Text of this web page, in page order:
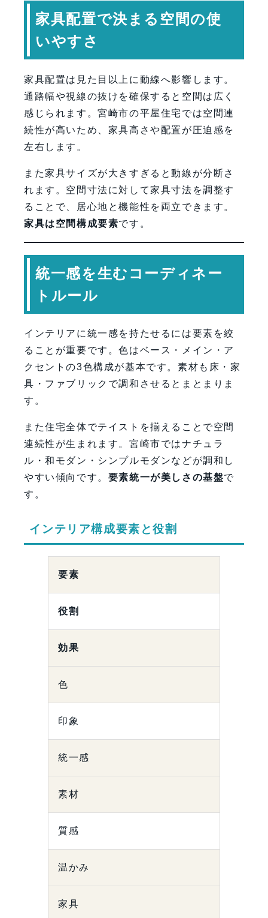
家具配置で決まる空間の使
いやすさ
家具配置は見た目以上に動線へ影響します。
通路幅や視線の抜けを確保すると空間は広く
感じられます。宮崎市の平屋住宅では空間連
続性が高いため、家具高さや配置が圧迫感を
左右します。
また家具サイズが大きすぎると動線が分断さ
れます。空間寸法に対して家具寸法を調整す
ることで、居心地と機能性を両立できます。
家具は空間構成要素です。
統一感を生むコーディネー
トルール
インテリアに統一感を持たせるには要素を絞
ることが重要です。色はベース・メイン・ア
クセントの3色構成が基本です。素材も床・家
具・ファブリックで調和させるとまとまりま
す。
また住宅全体でテイストを揃えることで空間
連続性が生まれます。宮崎市ではナチュラ
ル・和モダン・シンプルモダンなどが調和し
やすい傾向です。 要素統一が美しさの基盤で
す。
インテリア構成要素と役割
要素
役割
効果
色
印象
統一感
素材
質感
温かみ
家具